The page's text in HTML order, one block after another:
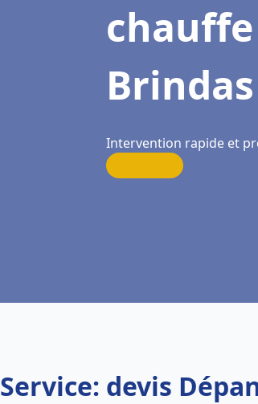
Brindas
Intervention rapide et
Service: devis